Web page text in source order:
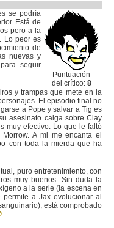
Puntuación
del crítico: 8
se podría
Está de
pero a la
Lo peor es
de
nuevas y
seguir
y trampas que mete en la
El episodio final no
a Pope y salvar a Tig es
asesinato caiga sobre Clay
muy efectivo. Lo que le faltó
A mi me encanta el
con toda la mierda que ha
puro entretenimiento, con
muy buenos. Sin duda la
a la serie (la escena en
a Jax evolucionar al
está comprobado